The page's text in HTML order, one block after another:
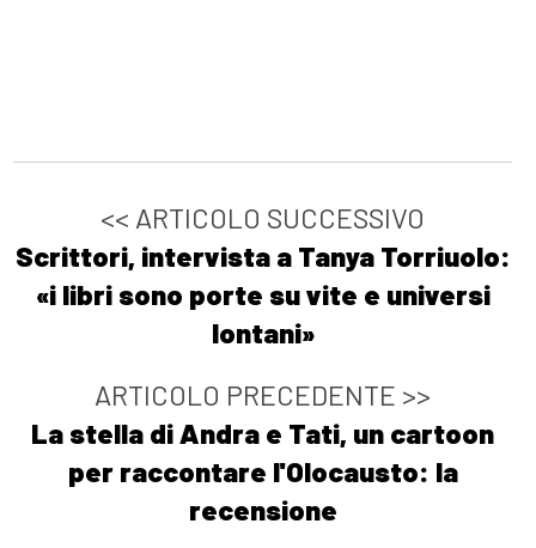
<< ARTICOLO SUCCESSIVO
Scrittori, intervista a Tanya Torriuolo:
«i libri sono porte su vite e universi
lontani»
ARTICOLO PRECEDENTE >>
La stella di Andra e Tati, un cartoon
per raccontare l'Olocausto: la
recensione